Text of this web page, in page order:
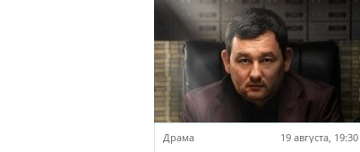
Драма 19 августа, 19:30